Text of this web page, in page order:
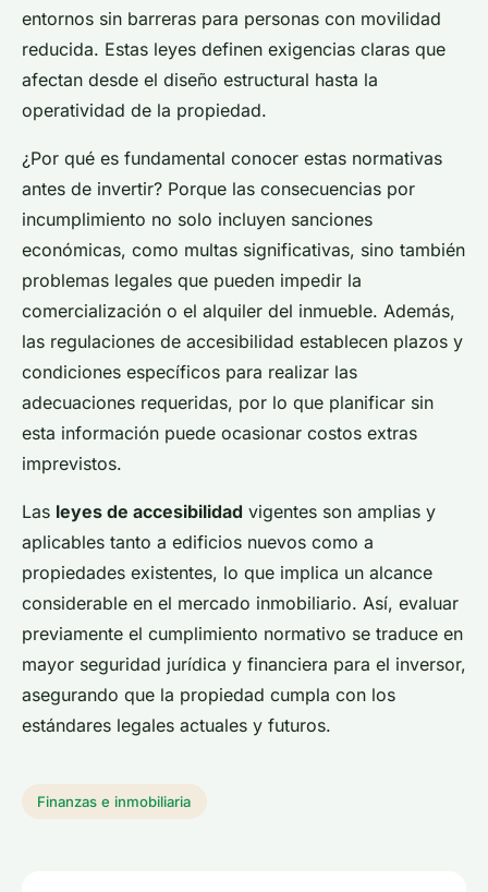
entornos sin barreras para personas con movilidad
reducida. Estas leyes definen exigencias claras que
afectan desde el diseño estructural hasta la
operatividad de la propiedad.
¿Por qué es fundamental conocer estas normativas
antes de invertir? Porque las consecuencias por
incumplimiento no solo incluyen sanciones
económicas, como multas significativas, sino también
problemas legales que pueden impedir la
comercialización o el alquiler del inmueble. Además,
las regulaciones de accesibilidad establecen plazos y
condiciones específicos para realizar las
adecuaciones requeridas, por lo que planificar sin
esta información puede ocasionar costos extras
imprevistos.
Las leyes de accesibilidad vigentes son amplias y
aplicables tanto a edificios nuevos como a
propiedades existentes, lo que implica un alcance
considerable en el mercado inmobiliario. Así, evaluar
previamente el cumplimiento normativo se traduce en
mayor seguridad jurídica y financiera para el inversor,
asegurando que la propiedad cumpla con los
estándares legales actuales y futuros.
Finanzas e inmobiliaria